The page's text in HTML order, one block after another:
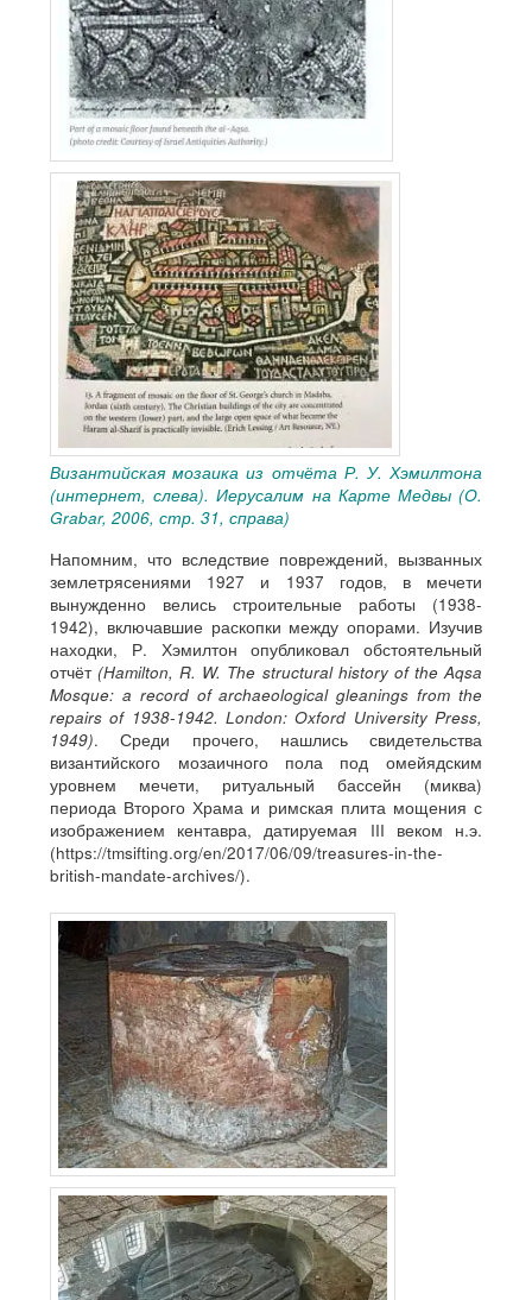
Византийская мозаика из отчёта Р. У. Хэмилтона
(интернет, слева). Иерусалим на Карте Медвы (O.
Grabar, 2006, стр. 31, справа)
Напомним, что вследствие повреждений, вызванных
землетрясениями 1927 и 1937 годов, в мечети
вынужденно велись строительные работы (1938-
1942), включавшие раскопки между опорами. Изучив
находки, Р. Хэмилтон опубликовал обстоятельный
отчёт(Hamilton, R. W. The structural history of the Aqsa
Mosque: a record of archaeological gleanings from the
repairs of 1938-1942. London: Oxford University Press,
1949). Среди прочего, нашлись свидетельства
византийского мозаичного пола под омейядским
уровнем мечети, ритуальный бассейн (миква)
периода Второго Храма и римская плита мощения с
изображением кентавра, датируемая III веком н.э.
(https://tmsifting.org/en/2017/06/09/treasures-in-the-
british-mandate-archives/).